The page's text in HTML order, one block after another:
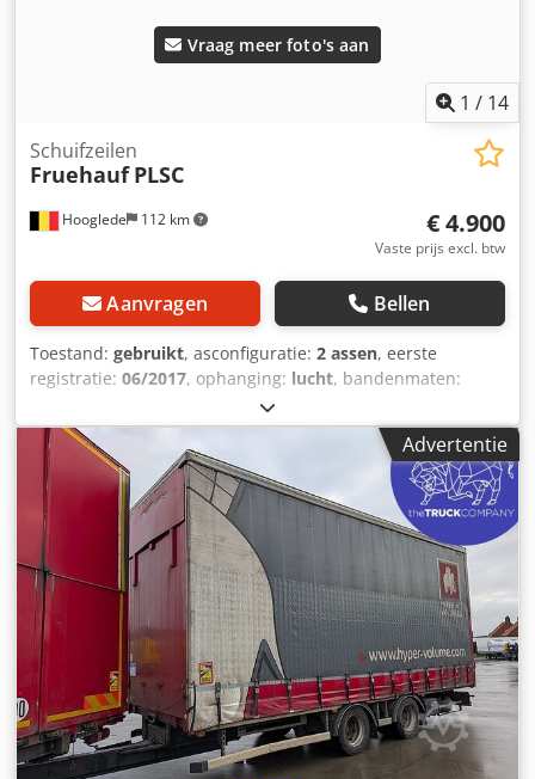
Vraag meer foto's aan
1 / 14
Hooglede 112 km
Schuifzeilen
Fruehauf PLSC
€ 4.900
Vaste prijs excl. btw
Aanvragen Bellen
Toestand: gebruikt, asconfiguratie: 2 assen, eerste
registratie: 06/2017, ophanging: lucht, bandenmaten:
, Bouwjaar:
Bandenmaat: 255/60R19,5 Merk assen: SAF Remmen:
schijfremmen Vering: luchtvering Achteras 1: dubbele
banden; bandenprofiel links binnen: 3 mm; bandenprofiel
links buiten: 3 mm; bandenprofiel rechts binnen: 3 mm;
bandenprofiel rechts buiten: 3 mm Achteras 2: dubbele
banden; bandenprofiel links binnen: 3 mm; bandenprofiel
links buiten: 3 mm; bandenprofiel rechts binnen: 3 mm;
bandenprofiel rechts buiten: 3 mm Gewichten Cjdpfx Aozrc
H Ioprerf Leeggewicht: 4.360 kg Laadvermogen: 14.640 kg
Toelaatbaar totaalgewicht: 19.000 kg Staat Schade: geen
Advertentie